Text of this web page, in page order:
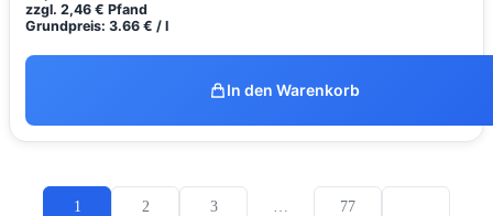
zzgl. 2,46 € Pfand
Grundpreis: 3.66 € / l
In den Warenkorb
1 2 3 77